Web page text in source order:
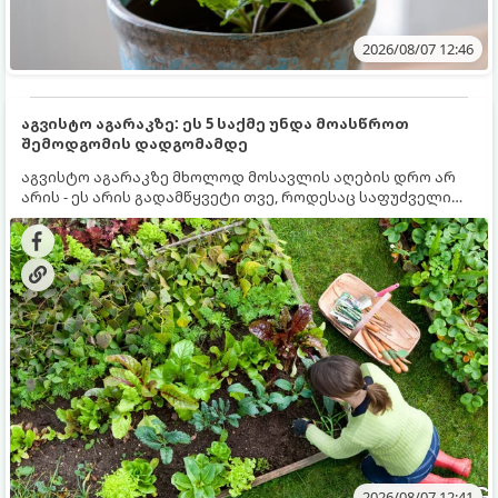
2026/08/07 12:46
აგვისტო აგარაკზე: ეს 5 საქმე უნდა მოასწროთ
შემოდგომის დადგომამდე
აგვისტო აგარაკზე მხოლოდ მოსავლის აღების დრო არ
არის - ეს არის გადამწყვეტი თვე, როდესაც საფუძველი
ეყრება მომავალი წლის მოსავალს და ბაღი მზადდება
შემოდგომა-ზამთრის სეზონისთვის. იმისათვის, რომ
ნიადაგმა ენერგია აღიდგინოს, ხოლო მცენარეებმა
ზამთარს გაუძლონ, აგვისტოს ბოლომდე 5
მნიშვნელოვანი საქმის გაკეთება უნდა მოასწროთ: